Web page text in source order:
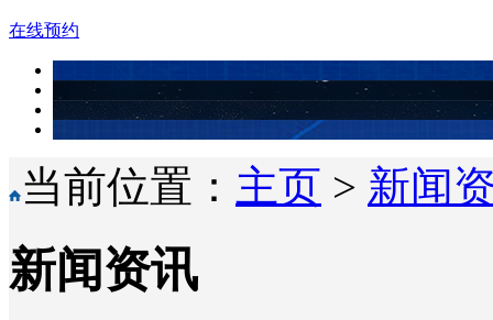
在线预约
当前位置： 主页 > 新闻
新闻资讯